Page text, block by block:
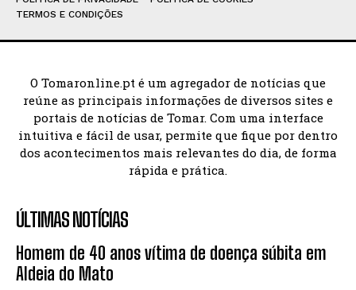
TERMOS E CONDIÇÕES
O Tomaronline.pt é um agregador de notícias que
reúne as principais informações de diversos sites e
portais de notícias de Tomar. Com uma interface
intuitiva e fácil de usar, permite que fique por dentro
dos acontecimentos mais relevantes do dia, de forma
rápida e prática.
ÚLTIMAS NOTÍCIAS
Homem de 40 anos vítima de doença súbita em
Aldeia do Mato